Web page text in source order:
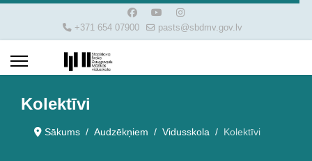
+371 654 07900 pasts@sbdmv.gov.lv
Kolektīvi
Sākums Audzēkņiem Vidusskola Kolektīvi